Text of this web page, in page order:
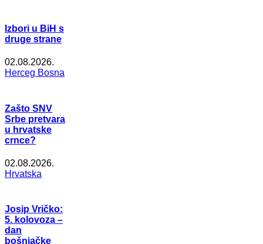
Izbori u BiH s
druge strane
02.08.2026.
Herceg Bosna
Zašto SNV
Srbe pretvara
u hrvatske
crnce?
02.08.2026.
Hrvatska
Josip Vričko:
5. kolovoza –
dan
bošnjačke